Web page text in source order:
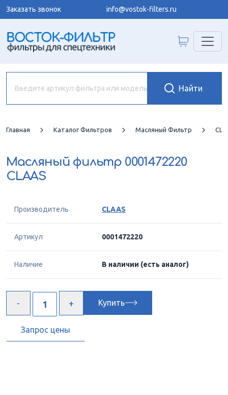
Заказать звонок info@vostok-filters.ru
Главная Каталог Фильтров Масляный Фильтр
Масляный фильтр 0001472220
CLAAS
Производитель CLAAS
Артикул 0001472220
Наличие В наличии (есть аналог)
Купить
Запрос цены